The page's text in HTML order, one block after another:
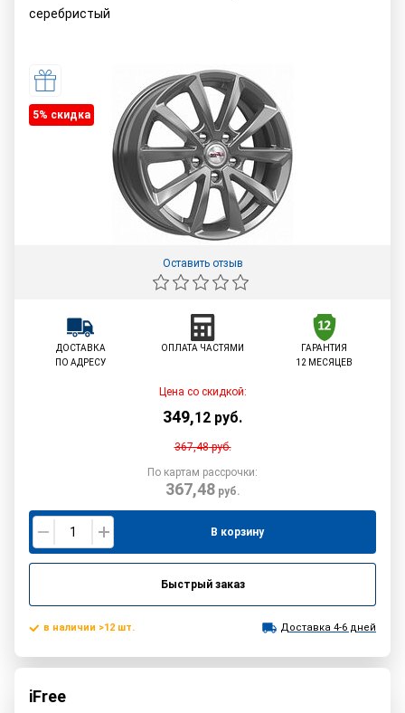
серебристый
5% cкидка
Оставить отзыв
ДОСТАВКА
ПО АДРЕСУ
ОПЛАТА ЧАСТЯМИ
ГАРАНТИЯ
12 МЕСЯЦЕВ
Цена со скидкой:
349,12 руб.
367,48руб.
По картам рассрочки:
367,48руб.
В корзину
Быстрый заказ
в наличии >12 шт. Доставка 4-6 дней
iFree